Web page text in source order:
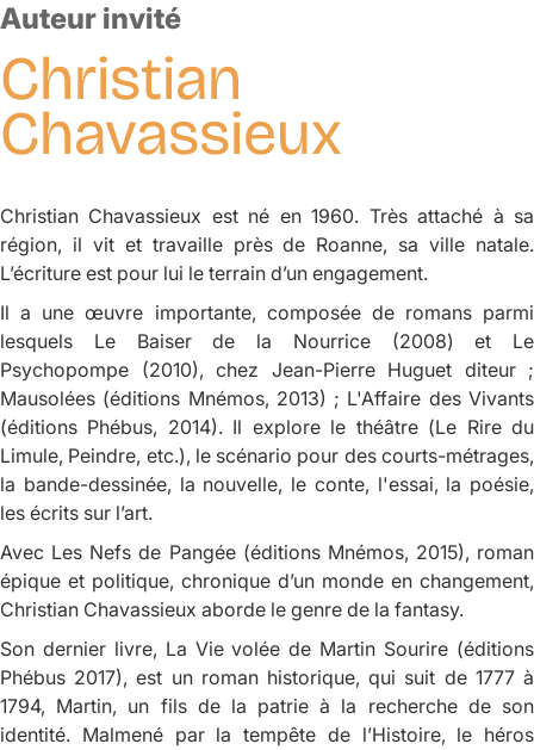
Auteur invité
Christian
Chavassieux
Christian Chavassieux est né en 1960. Très attaché à sa
région, il vit et travaille près de Roanne, sa ville natale.
L’écriture est pour lui le terrain d’un engagement.
Il a une œuvre importante, composée de romans parmi
lesquels Le Baiser de la Nourrice (2008) et Le
Psychopompe (2010), chez Jean-Pierre Huguet diteur ;
Mausolées (éditions Mnémos, 2013) ; L'Affaire des Vivants
(éditions Phébus, 2014). Il explore le théâtre (Le Rire du
Limule, Peindre, etc.), le scénario pour des courts-métrages,
la bande-dessinée, la nouvelle, le conte, l'essai, la poésie,
les écrits sur l’art.
Avec Les Nefs de Pangée (éditions Mnémos, 2015), roman
épique et politique, chronique d’un monde en changement,
Christian Chavassieux aborde le genre de la fantasy.
Son dernier livre, La Vie volée de Martin Sourire (éditions
Phébus 2017), est un roman historique, qui suit de 1777 à
1794, Martin, un fils de la patrie à la recherche de son
identité. Malmené par la tempête de l’Histoire, le héros